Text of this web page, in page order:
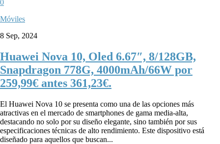
0
Móviles
8 Sep, 2024
Huawei Nova 10, Oled 6.67″, 8/128GB,
Snapdragon 778G, 4000mAh/66W por
259,99€ antes 361,23€.
El Huawei Nova 10 se presenta como una de las opciones más
atractivas en el mercado de smartphones de gama media-alta,
destacando no solo por su diseño elegante, sino también por sus
especificaciones técnicas de alto rendimiento. Este dispositivo está
diseñado para aquellos que buscan...